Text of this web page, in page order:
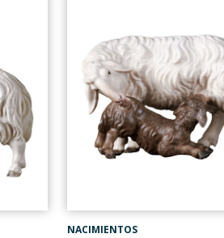
NACIMIENTOS